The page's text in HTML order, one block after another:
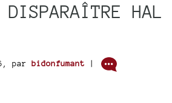
HAL
, par bidonfumant |